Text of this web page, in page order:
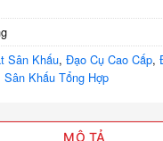
Sân Khấu, Đạo Cụ Cao Cấp,
Sân Khấu Tổng Hợp
MÔ TẢ